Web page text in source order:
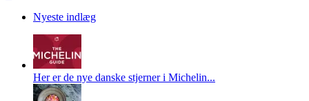
Nyeste indlæg
Her er de nye danske stjerner i Michelin...